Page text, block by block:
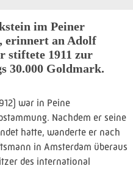
im Peiner
erinnert an Adolf
stiftete 1911 zur
30.000 Goldmark.
war in Peine
Nachdem er seine
hatte, wanderte er nach
in Amsterdam überaus
des international